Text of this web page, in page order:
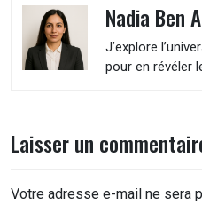
Nadia Ben
J’explore
pour en révéler
Laisser un
Votre adresse e-mail ne sera